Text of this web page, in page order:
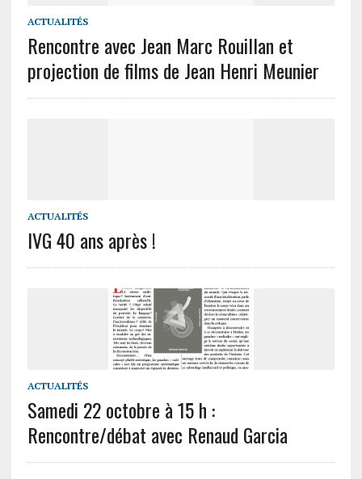
ACTUALITÉS
Rencontre avec Jean Marc Rouillan et
projection de films de Jean Henri Meunier
ACTUALITÉS
IVG 40 ans après !
ACTUALITÉS
Samedi 22 octobre à 15 h :
Rencontre/débat avec Renaud Garcia